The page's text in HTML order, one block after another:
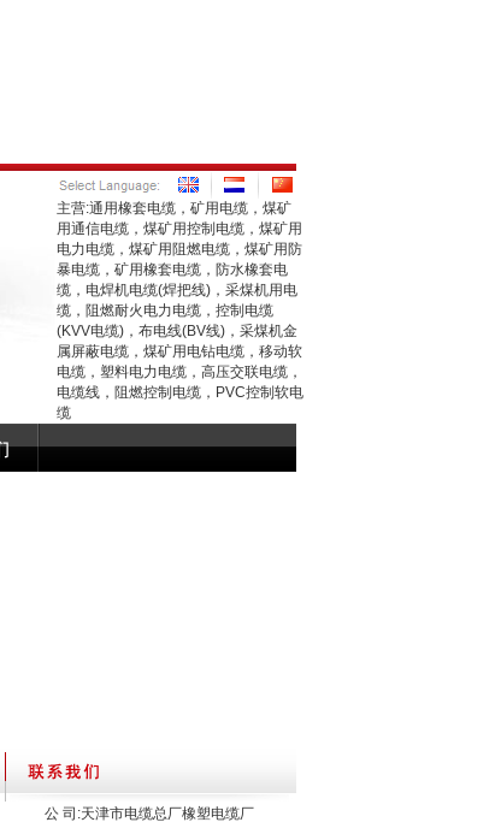
主营:通用橡套电缆，矿用电缆，煤矿
用通信电缆，煤矿用控制电缆，煤矿用
电力电缆，煤矿用阻燃电缆，煤矿用防
暴电缆，矿用橡套电缆，防水橡套电
缆，电焊机电缆(焊把线)，采煤机用电
缆，阻燃耐火电力电缆，控制电缆
(KVV电缆)，布电线(BV线)，采煤机金
属屏蔽电缆，煤矿用电钻电缆，移动软
电缆，塑料电力电缆，高压交联电缆，
电缆线，阻燃控制电缆，PVC控制软电
缆
公 司:天津市电缆总厂橡塑电缆厂